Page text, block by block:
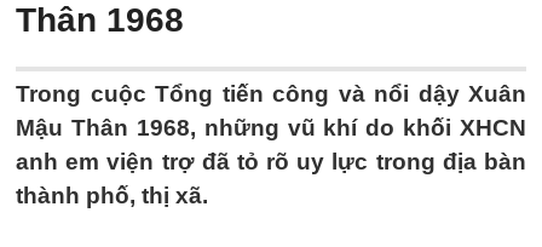
Thân 1968
Trong cuộc Tổng tiến công và nổi dậy Xuân
Mậu Thân 1968, những vũ khí do khối XHCN
anh em viện trợ đã tỏ rõ uy lực trong địa bàn
thành phố, thị xã.